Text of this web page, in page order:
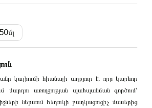
me
կալիումի հիանալի աղբյուր է, որը կարևոր
մարդու առողջության պահպանման գործում՝
ներսում հեղուկի բաղկացուցիչ մասերից